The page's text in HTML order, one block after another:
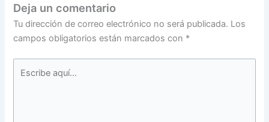
Deja un comentario
Tu dirección de correo electrónico no será publicada. Los
campos obligatorios están marcados con *
aquí...